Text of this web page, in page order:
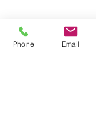
Phone Email